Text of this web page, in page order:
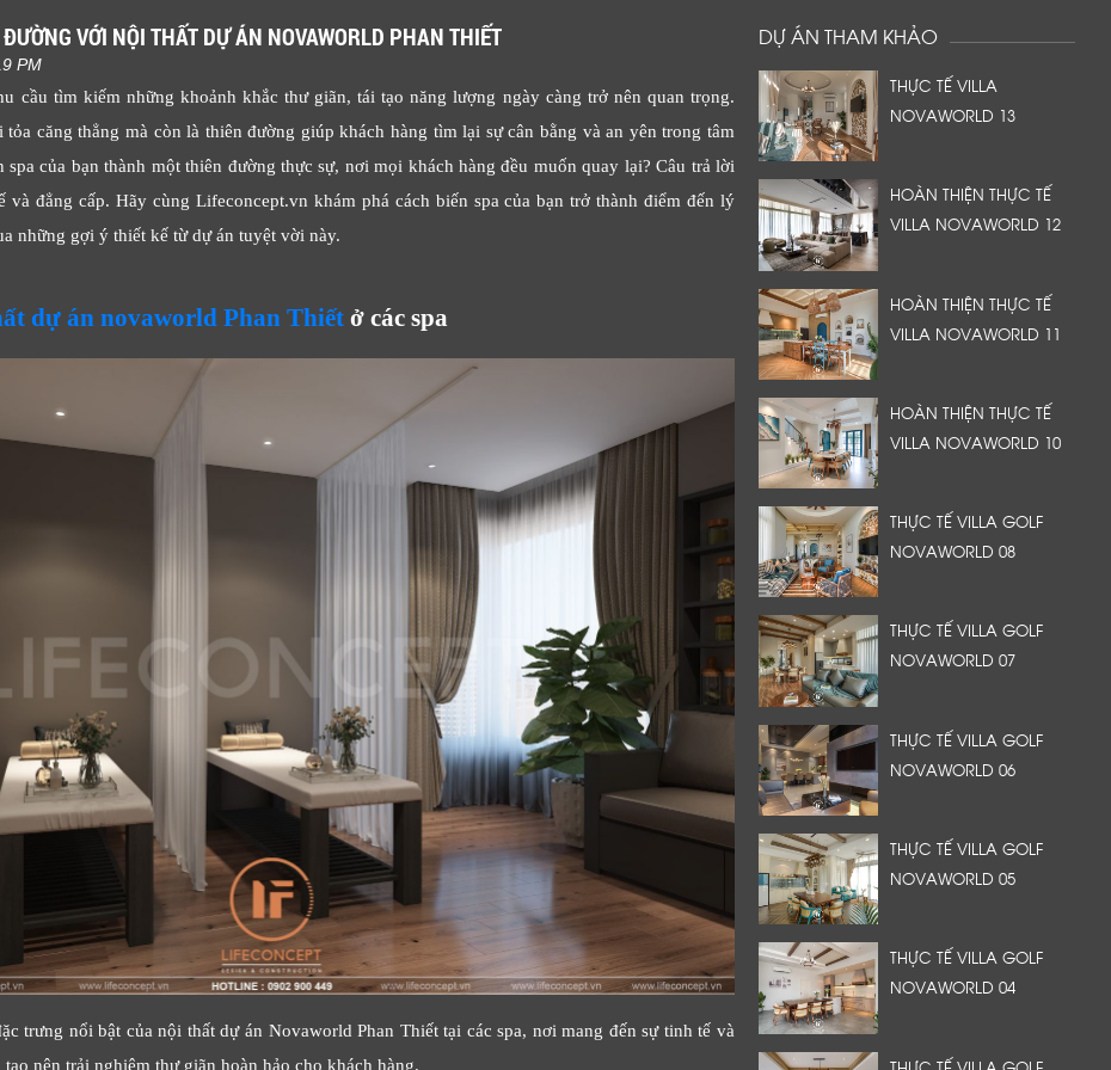
VỚI NỘI THẤT DỰ ÁN NOVAWORLD PHAN THIẾT
PM
cầu tìm kiếm những khoảnh khắc thư giãn, tái tạo năng lượng ngày càng trở nên quan trọng.
căng thẳng mà còn là thiên đường giúp khách hàng tìm lại sự cân bằng và an yên trong tâm
của bạn thành một thiên đường thực sự, nơi mọi khách hàng đều muốn quay lại? Câu trả lời
và đẳng cấp. Hãy cùng Lifeconcept.vn khám phá cách biến spa của bạn trở thành điểm đến lý
những gợi ý thiết kế từ dự án tuyệt vời này.
dự án novaworld Phan Thiết ở các spa
trưng nổi bật của nội thất dự án Novaworld Phan Thiết tại các spa, nơi mang đến sự tinh tế và
nên trải nghiệm thư giãn hoàn hảo cho khách hàng.
DỰ ÁN THAM KHẢO
THỰC TẾ VILLA
NOVAWORLD 13
HOÀN THIỆN THỰC TẾ
VILLA NOVAWORLD 12
HOÀN THIỆN THỰC TẾ
VILLA NOVAWORLD 11
HOÀN THIỆN THỰC TẾ
VILLA NOVAWORLD 10
THỰC TẾ VILLA GOLF
NOVAWORLD 08
THỰC TẾ VILLA GOLF
NOVAWORLD 07
THỰC TẾ VILLA GOLF
NOVAWORLD 06
THỰC TẾ VILLA GOLF
NOVAWORLD 05
THỰC TẾ VILLA GOLF
NOVAWORLD 04